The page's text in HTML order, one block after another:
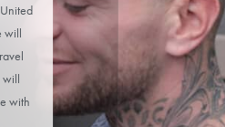
Vereinigten Staaten und
entwickelt und
unterziehen